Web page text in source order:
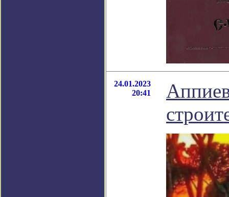
24.01.2023
20:41